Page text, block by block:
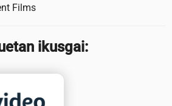
Films
ikusgai: